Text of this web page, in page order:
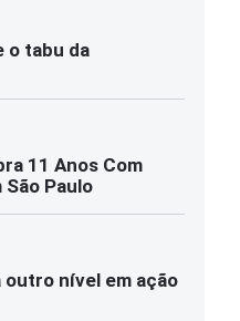
o tabu da
11 Anos Com
São Paulo
outro nível em ação